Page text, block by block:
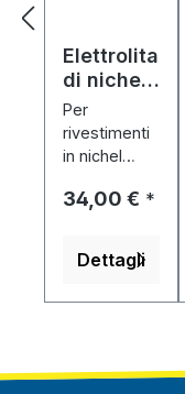
Elettrolita
di nichel
(1000 ml)
Per
rivestimenti
in nichel
resistenti
resistenti
Prezzo
34,00 € *
Dettagli